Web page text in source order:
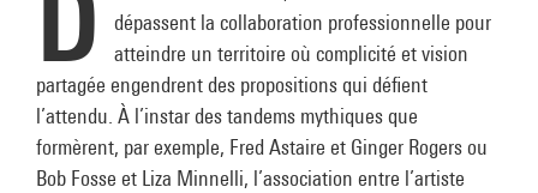
dépassent la collaboration professionnelle pour
atteindre un territoire où complicité et vision
partagée engendrent des propositions qui défient
l’attendu. À l’instar des tandems mythiques que
formèrent, par exemple, Fred Astaire et Ginger Rogers ou
Bob Fosse et Liza Minnelli, l’association entre l’artiste